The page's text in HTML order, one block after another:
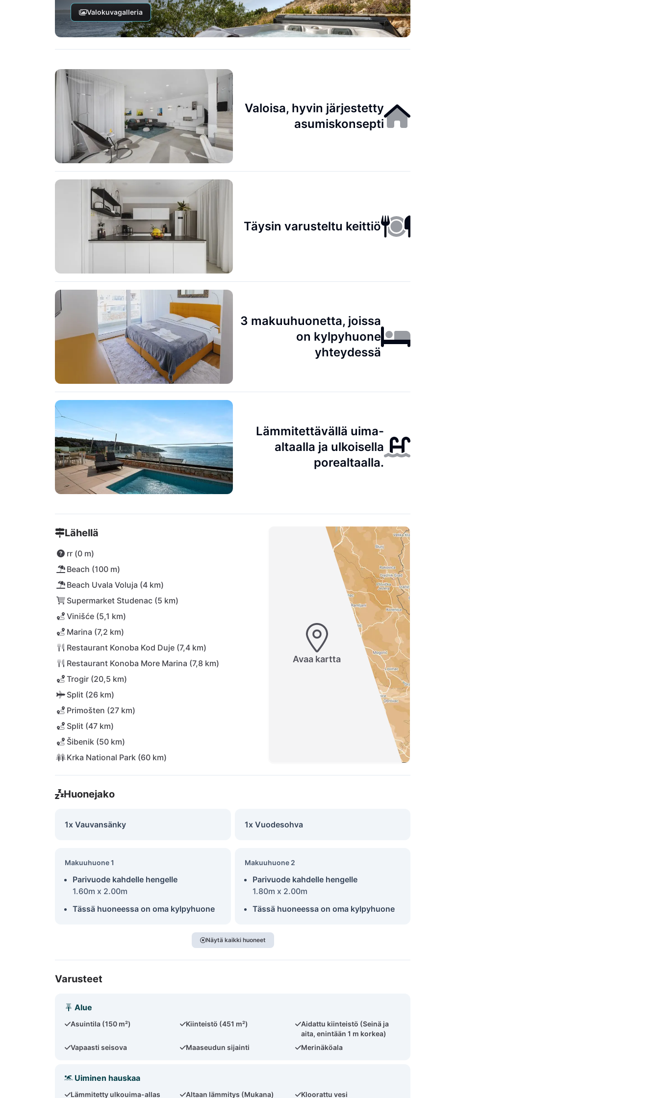
Valokuvagalleria
Valoisa, hyvin järjestetty
asumiskonsepti
Täysin varusteltu keittiö
3 makuuhuonetta, joissa
on kylpyhuone
yhteydessä
Lämmitettävällä uima-
altaalla ja ulkoisella
porealtaalla.
Lähellä
rr (0 m)
Beach (100 m)
Beach Uvala Voluja (4 km)
Supermarket Studenac (5 km)
Vinišće (5,1 km)
Marina (7,2 km)
Restaurant Konoba Kod Duje (7,4 km)
Restaurant Konoba More Marina (7,8 km)
Trogir (20,5 km)
Split (26 km)
Primošten (27 km)
Split (47 km)
Šibenik (50 km)
Krka National Park (60 km)
Avaa kartta
Huonejako
1x Vauvansänky 1x Vuodesohva
Makuuhuone 1
Parivuode kahdelle hengelle
1.60m x 2.00m
Tässä huoneessa on oma kylpyhuone
Makuuhuone 2
Parivuode kahdelle hengelle
1.80m x 2.00m
Tässä huoneessa on oma kylpyhuone
Näytä kaikki huoneet
Varusteet
Alue
Asuintila (150 m²) Kiinteistö (451 m²)
Aidattu kiinteistö (Seinä ja
aita, enintään 1 m korkea)
Vapaasti seisova
Maaseudun sijainti Merinäköala
Uiminen hauskaa
Lämmitetty ulkouima-allas Altaan lämmitys (Mukana) Kloorattu vesi